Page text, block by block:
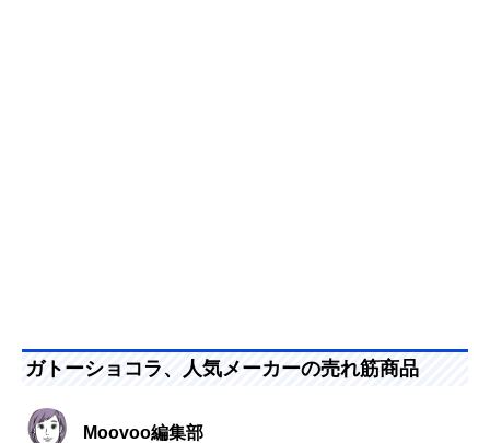
ガトーショコラ、人気メーカーの売れ筋商品
Moovoo編集部